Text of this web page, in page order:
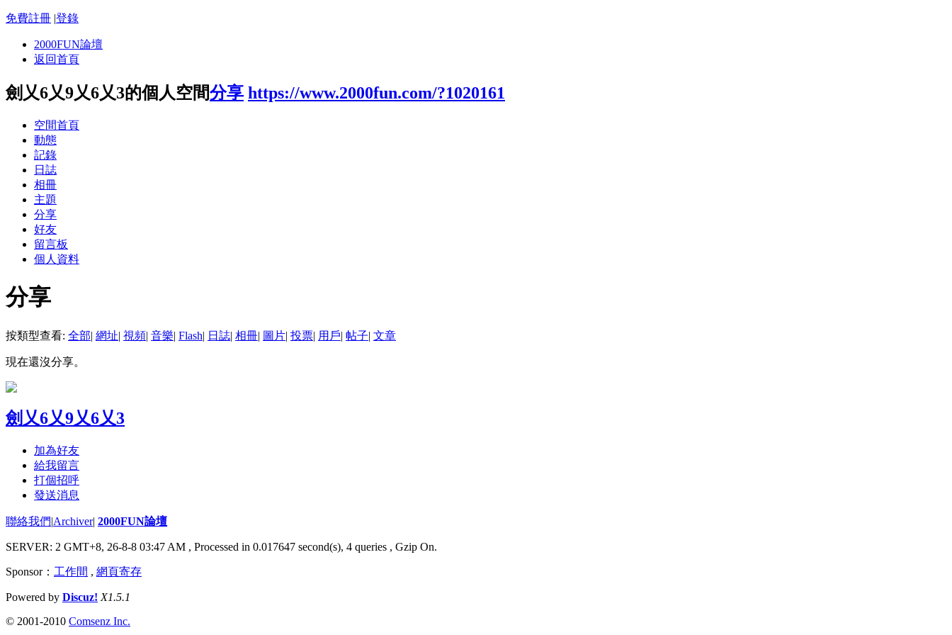
免費註冊 |登錄
2000FUN論壇
返回首頁
劍乂6乂9乂6乂3的個人空間分享 https://www.2000fun.com/?1020161
空間首頁
動態
記錄
日誌
相冊
主題
分享
好友
留言板
個人資料
分享
按類型查看: 全部| 網址| 視頻| 音樂| Flash| 日誌| 相冊| 圖片| 投票| 用戶| 帖子| 文章
現在還沒分享。
劍乂6乂9乂6乂3
加為好友
給我留言
打個招呼
發送消息
聯絡我們|Archiver| 2000FUN論壇
SERVER: 2 GMT+8, 26-8-8 03:47 AM , Processed in 0.017647 second(s), 4 queries , Gzip On.
Sponsor： 工作間 , 網頁寄存
Powered by Discuz! X1.5.1
© 2001-2010 Comsenz Inc.